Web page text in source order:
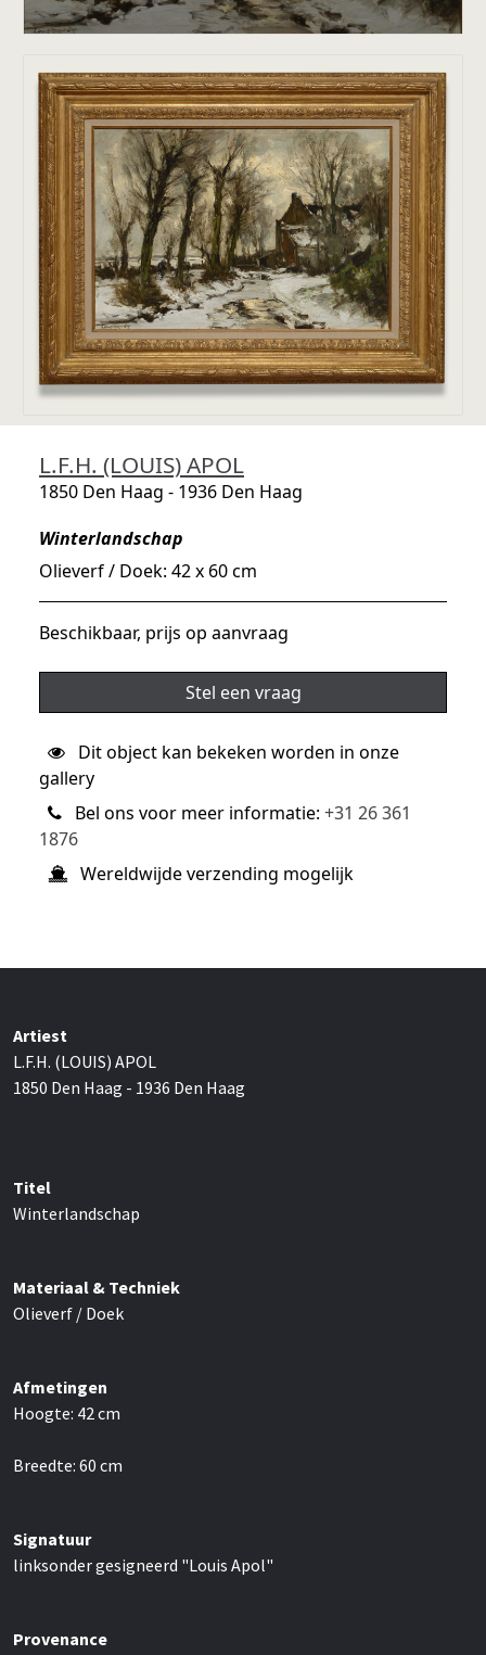
L.F.H. (LOUIS) APOL
1850 Den Haag - 1936 Den Haag
Winterlandschap
Olieverf / Doek: 42 x 60 cm
Beschikbaar, prijs op aanvraag
Stel een vraag
Dit object kan bekeken worden in onze
gallery
Bel ons voor meer informatie: +31 26 361
1876
Wereldwijde verzending mogelijk
Artiest
L.F.H. (LOUIS) APOL
1850 Den Haag - 1936 Den Haag
Titel
Winterlandschap
Materiaal & Techniek
Olieverf / Doek
Afmetingen
Hoogte: 42 cm
Breedte: 60 cm
Signatuur
linksonder gesigneerd "Louis Apol"
Provenance